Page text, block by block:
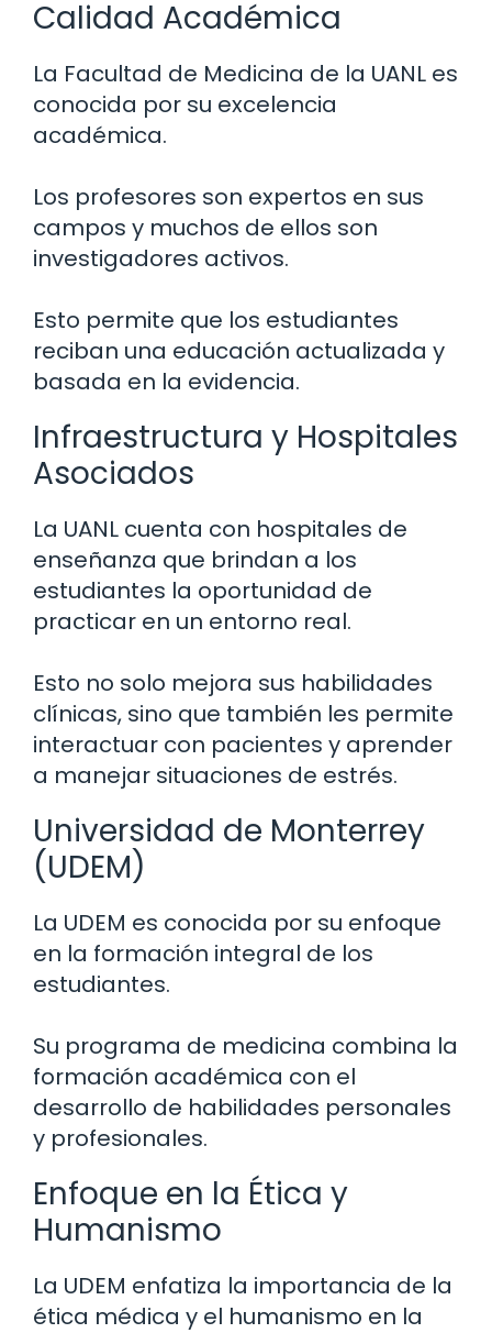
Calidad Académica
La Facultad de Medicina de la UANL es
conocida por su excelencia
académica.
Los profesores son expertos en sus
campos y muchos de ellos son
investigadores activos.
Esto permite que los estudiantes
reciban una educación actualizada y
basada en la evidencia.
Infraestructura y Hospitales
Asociados
La UANL cuenta con hospitales de
enseñanza que brindan a los
estudiantes la oportunidad de
practicar en un entorno real.
Esto no solo mejora sus habilidades
clínicas, sino que también les permite
interactuar con pacientes y aprender
a manejar situaciones de estrés.
Universidad de Monterrey
(UDEM)
La UDEM es conocida por su enfoque
en la formación integral de los
estudiantes.
Su programa de medicina combina la
formación académica con el
desarrollo de habilidades personales
y profesionales.
Enfoque en la Ética y
Humanismo
La UDEM enfatiza la importancia de la
ética médica y el humanismo en la